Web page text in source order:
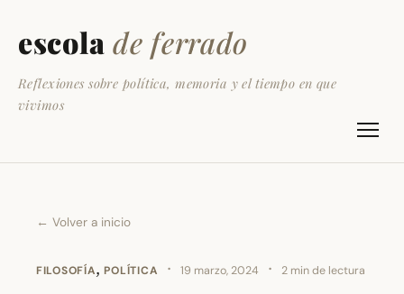
escola de ferrado
Reflexiones sobre política, memoria y el tiempo en que
vivimos
← Volver a inicio
FILOSOFÍA,POLÍTICA · 19 marzo, 2024 · 2 min de lectura